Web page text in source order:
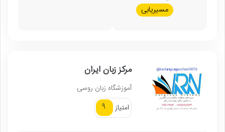
مسیریابی
مرکز زبان ایران
آموزشگاه زبان روسی
امتیاز
9